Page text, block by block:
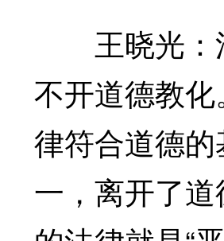
王晓光：
不开道德教
律符合道德
一，离开了